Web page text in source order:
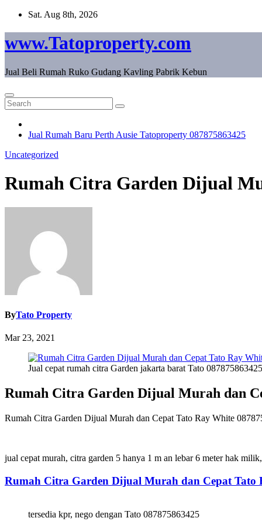
Skip
content
Sat. Aug 8th, 2026
www.Tatoproperty.com
Jual Beli Rumah Ruko Gudang Kavling Pabrik Kebun
Jual Rumah Baru Perth Ausie Tatoproperty 087875863425
Uncategorized
Rumah Citra Garden Dijual
ByTato Property
Mar 23, 2021
Jual cepat rumah citra Garden jakarta barat Tato
Rumah Citra Garden Dijual Murah dan
Rumah Citra Garden Dijual Murah dan Cepat Tato Ray White
jual cepat murah, citra garden 5 hanya 1 m an lebar 6 meter hak
Rumah Citra Garden Dijual Murah dan Cepat Tato
tersedia kpr, nego dengan Tato 087875863425